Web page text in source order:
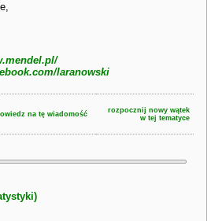
laranowski
na tę wiadomość
rozpocznij nowy wątek
w tej tematyce